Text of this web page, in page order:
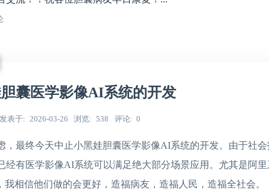
囊医学影像AI系统的开发
发表于 2026-03-26 浏览 538 评论 0
，最终今天中止小黑娃胆囊医学影像AI系统的开发。由于社
经有医学影像AI系统可以满足绝大部分场景应用。尤其是阿里
我相信他们做的会更好，造福病友，造福人民，造福全社会。